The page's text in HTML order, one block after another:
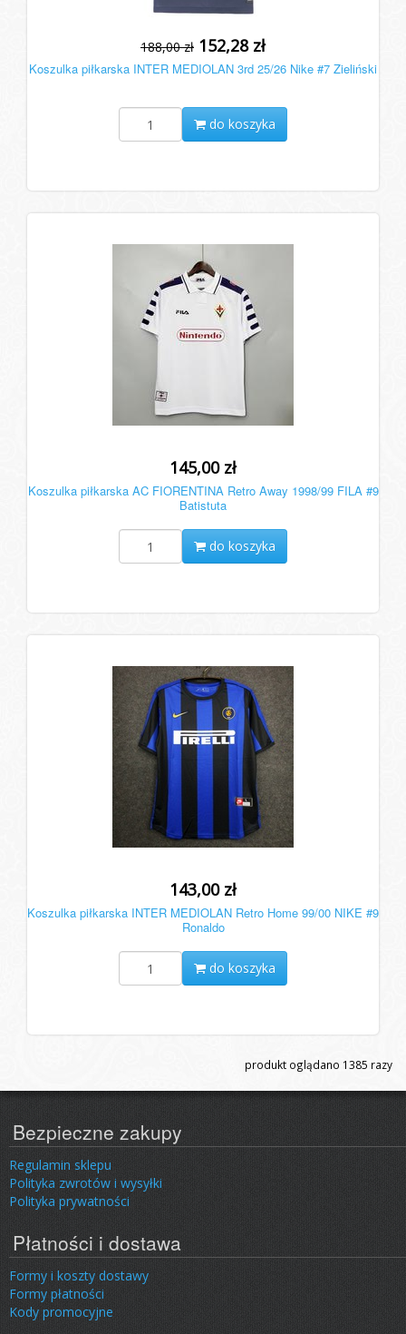
188,00 zł 152,28 zł
Koszulka piłkarska INTER MEDIOLAN 3rd 25/26 Nike #7 Zieliński
do koszyka
145,00 zł
Koszulka piłkarska AC FIORENTINA Retro Away 1998/99 FILA #9
Batistuta
do koszyka
143,00 zł
Koszulka piłkarska INTER MEDIOLAN Retro Home 99/00 NIKE #9
Ronaldo
do koszyka
produkt oglądano 1385 razy
Bezpieczne zakupy
Regulamin sklepu
Polityka zwrotów i wysyłki
Polityka prywatności
Płatności i dostawa
Formy i koszty dostawy
Formy płatności
Kody promocyjne